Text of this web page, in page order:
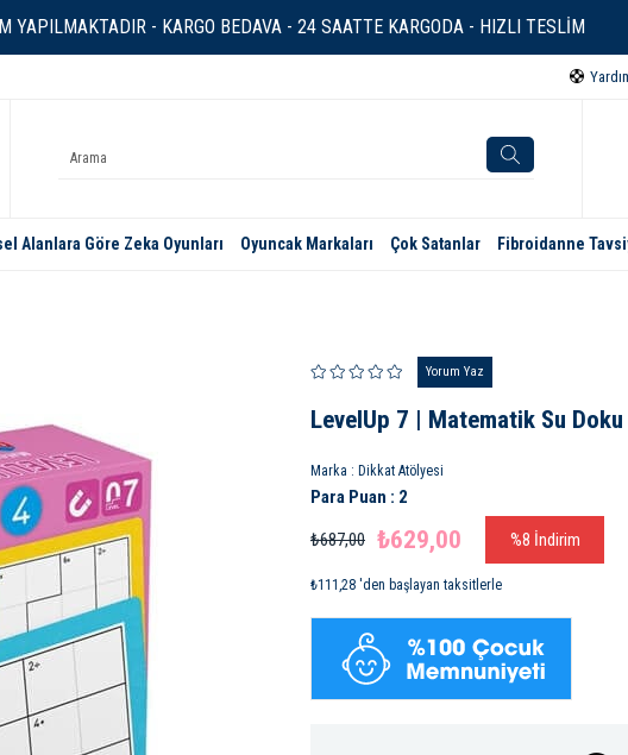
YAPILMAKTADIR - KARGO BEDAVA - 24 SAATTE KARGODA - HIZLI TESLİM
Alanlara Göre Zeka Oyunları Oyuncak Markaları Çok Satanlar Fibroidanne
Yorum Yaz
LevelUp 7 | Matematik Su Doku
Marka : Dikkat Atölyesi
Para Puan : 2
₺687,00 ₺629,00 %8 İndirim
₺111,28 'den başlayan taksitlerle